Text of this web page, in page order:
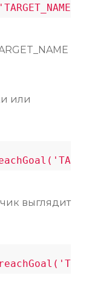
'TARGET_NAME'
или
выглядит